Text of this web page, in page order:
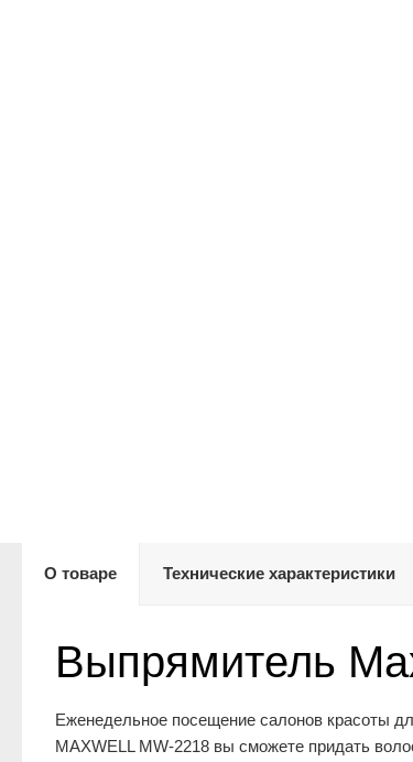
О товаре Технические характеристики
Выпрямитель
Еженедельное посещение салонов красоты
MAXWELL MW-2218 вы сможете придать